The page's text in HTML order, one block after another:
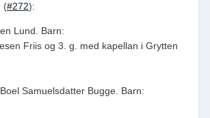
(#272):
Lund. Barn:
Friis og 3. g. med kapellan i Grytten
Samuelsdatter Bugge. Barn: